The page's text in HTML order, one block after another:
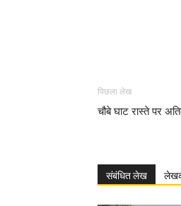
पिछला लेख
चौबे घाट रास्ते पर
संबंधित लेख